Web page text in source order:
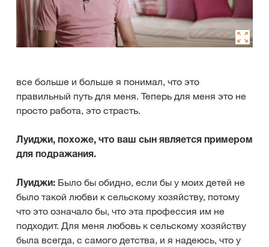
все больше и больше я понимал, что это
правильный путь для меня. Теперь для меня это не
просто работа, это страсть.
Луиджи, похоже, что ваш сын является примером
для подражания.
Луиджи: Было бы обидно, если бы у моих детей не
было такой любви к сельскому хозяйству, потому
что это означало бы, что эта профессия им не
подходит. Для меня любовь к сельскому хозяйству
была всегда, с самого детства, и я надеюсь, что у